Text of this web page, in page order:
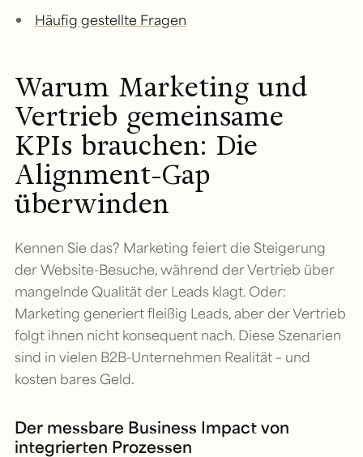
Häufig gestellte Fragen
Warum Marketing und
Vertrieb gemeinsame
KPIs brauchen: Die
Alignment-Gap
überwinden
Kennen Sie das? Marketing feiert die Steigerung
der Website-Besuche, während der Vertrieb über
mangelnde Qualität der Leads klagt. Oder:
Marketing generiert fleißig Leads, aber der Vertrieb
folgt ihnen nicht konsequent nach. Diese Szenarien
sind in vielen B2B-Unternehmen Realität – und
kosten bares Geld.
Der messbare Business Impact von
integrierten Prozessen